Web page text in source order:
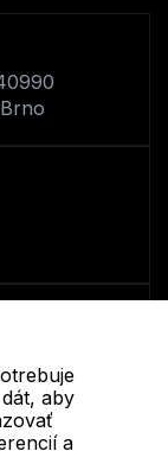
aby
a